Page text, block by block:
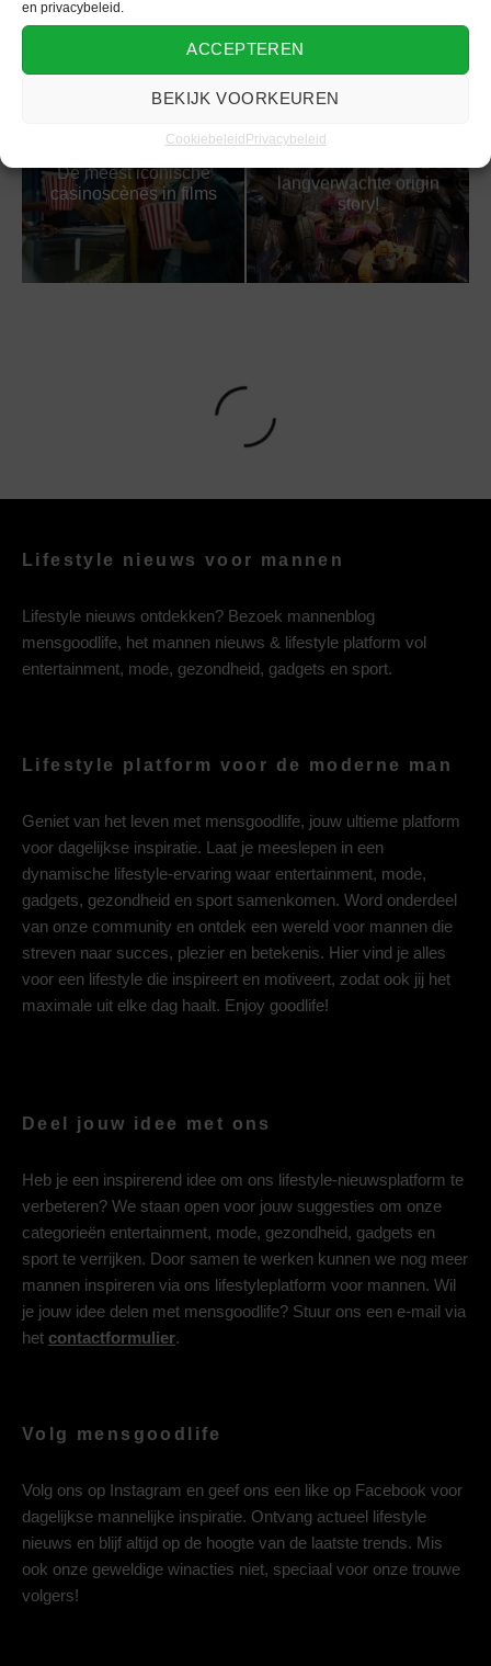
en privacybeleid.
ACCEPTEREN
BEKIJK VOORKEUREN
CookiebeleidPrivacybeleid
lighting
De meest iconische
casinoscènes in films
langverwachte origin
story!
Lifestyle nieuws voor mannen
Lifestyle nieuws ontdekken? Bezoek mannenblog
mensgoodlife, het mannen nieuws & lifestyle platform vol
entertainment, mode, gezondheid, gadgets en sport.
Lifestyle platform voor de moderne man
Geniet van het leven met mensgoodlife, jouw ultieme platform
voor dagelijkse inspiratie. Laat je meeslepen in een
dynamische lifestyle-ervaring waar entertainment, mode,
gadgets, gezondheid en sport samenkomen. Word onderdeel
van onze community en ontdek een wereld voor mannen die
streven naar succes, plezier en betekenis. Hier vind je alles
voor een lifestyle die inspireert en motiveert, zodat ook jij het
maximale uit elke dag haalt. Enjoy goodlife!
Deel jouw idee met ons
Heb je een inspirerend idee om ons lifestyle-nieuwsplatform te
verbeteren? We staan open voor jouw suggesties om onze
categorieën entertainment, mode, gezondheid, gadgets en
sport te verrijken. Door samen te werken kunnen we nog meer
mannen inspireren via ons lifestyleplatform voor mannen. Wil
je jouw idee delen met mensgoodlife? Stuur ons een e-mail via
het contactformulier.
Volg mensgoodlife
Volg ons op Instagram en geef ons een like op Facebook voor
dagelijkse mannelijke inspiratie. Ontvang actueel lifestyle
nieuws en blijf altijd op de hoogte van de laatste trends. Mis
ook onze geweldige winacties niet, speciaal voor onze trouwe
volgers!